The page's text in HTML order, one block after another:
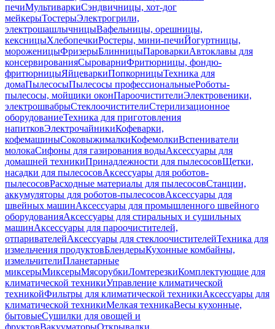
печиМультиваркиСэндвичницы, хот-дог
мейкерыТостерыЭлектрогрили,
электрошашлычницыВафельницы, орешницы,
кексницыХлебопечкиРостеры, мини-печиЙогуртницы,
мороженицыФризерыБлинницыПароваркиАвтоклавы для
консервированияСыроварниФритюрницы, фондю-
фритюрницыЯйцеваркиПопкорницыТехника для
домаПылесосыПылесосы профессиональныеРоботы-
пылесосы, мойщики оконПароочистителиЭлектровеники,
электрошвабрыСтеклоочистителиСтерилизационное
оборудованиеТехника для приготовления
напитковЭлектрочайникиКофеварки,
кофемашиныСоковыжималкиКофемолкиВспениватели
молокаСифоны для газирования водыАксессуары для
домашней техникиПринадлежности для пылесосовЩетки,
насадки для пылесосовАксессуары для роботов-
пылесосовРасходные материалы для пылесосовСтанции,
аккумуляторы для роботов-пылесосовАксессуары для
швейных машинАксессуары для промышленного швейного
оборудованияАксессуары для стиральных и сушильных
машинАксессуары для пароочистителей,
отпаривателейАксессуары для стеклоочистителейТехника для
измельчения продуктовБлендерыКухонные комбайны,
измельчителиПланетарные
миксерыМиксерыМясорубкиЛомтерезкиКомплектующие для
климатической техникиУправление климатической
техникойФильтры для климатической техникиАксессуары для
климатической техникиМелкая техникаВесы кухонные,
бытовыеСушилки для овощей и
фруктовВакууматорыОткрывалки,